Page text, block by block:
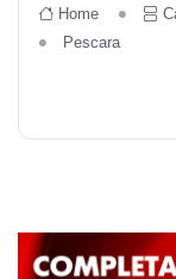
Home
Pescara